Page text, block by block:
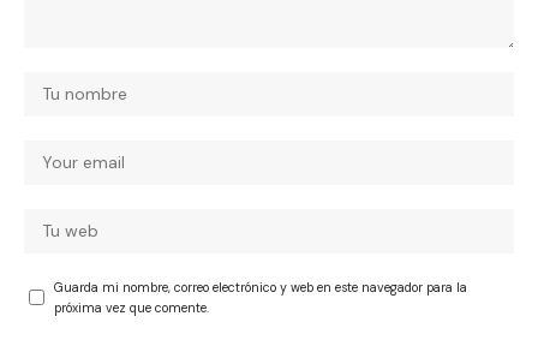
Guarda mi nombre, correo electrónico y web en este navegador para la
próxima vez que comente.